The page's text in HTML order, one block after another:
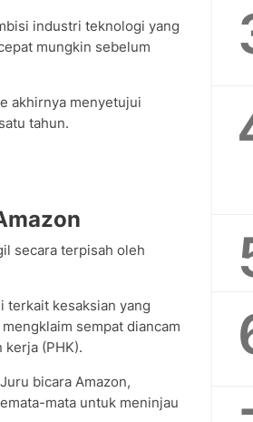
industri teknologi yang
mungkin sebelum
akhirnya menyetujui
tahun.
secara terpisah oleh
terkait kesaksian yang
sempat diancam
(PHK).
bicara Amazon,
mata untuk meninjau